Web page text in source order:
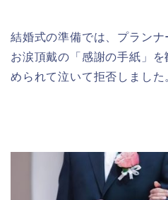
結婚式の準備では、プランナ
お涙頂戴の「感謝の手紙」
められて泣いて拒否しました